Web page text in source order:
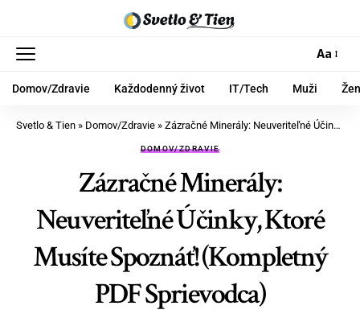
Aa
Domov/Zdravie Každodenný život IT/Tech Muži
Svetlo & Tien » Domov/Zdravie » Zázračné Minerály: Neuveriteľné Účinky, Ktoré Musíte Spoznáť! (Kompletný PDF Sprievodca)
DOMOV/ZDRAVIE
Zázračné Minerály:
Neuveriteľné Účinky, Ktoré
Musíte Spoznáť! (Kompletný
PDF Sprievodca)